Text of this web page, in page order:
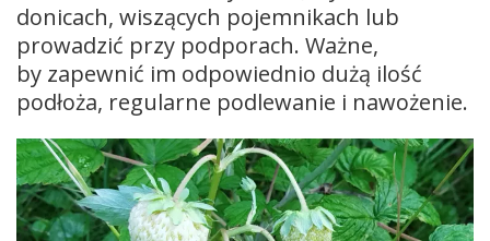
donicach, wiszących pojemnikach lub
prowadzić przy podporach. Ważne,
by zapewnić im odpowiednio dużą ilość
podłoża, regularne podlewanie i nawożenie.